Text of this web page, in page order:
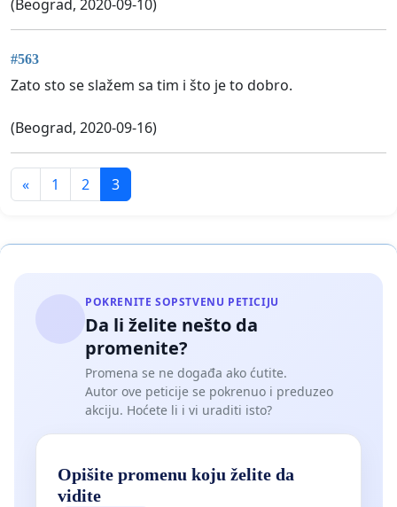
(Beograd, 2020-09-10)
#563
Zato sto se slažem sa tim i što je to dobro.
(Beograd, 2020-09-16)
« 1 2 3
POKRENITE SOPSTVENU PETICIJU
Da li želite nešto da
promenite?
Promena se ne događa ako ćutite.
Autor ove peticije se pokrenuo i preduzeo
akciju. Hoćete li i vi uraditi isto?
Opišite promenu koju želite da
vidite